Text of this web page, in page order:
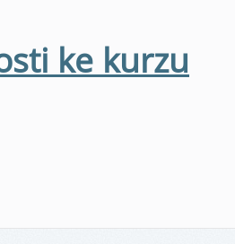
ke kurzu